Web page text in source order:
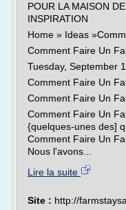
POUR LA MAISON
INSPIRATION
Home » Ideas
Comment Faire Un
Tuesday, September
Comment Faire Un
Comment Faire Un
Comment Faire Un
{quelques-unes des]
Comment Faire Un
Nous l'avons...
Lire la suite
Site : http://